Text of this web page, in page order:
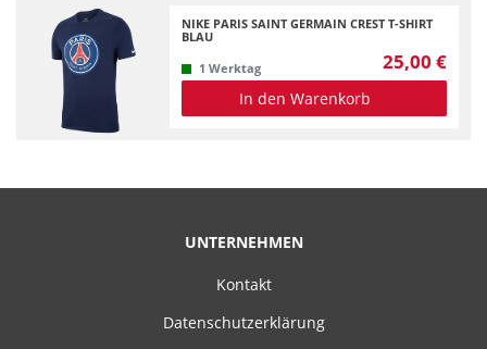
NIKE PARIS SAINT GERMAIN CREST T-SHIRT
BLAU
1 Werktag 25,00 €
In den Warenkorb
UNTERNEHMEN
Kontakt
Datenschutzerklärung